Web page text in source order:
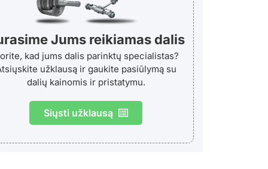
Jums reikiamas dalis
kad jums dalis parinktų specialistas?
užklausą ir gaukite pasiūlymą su
dalių kainomis ir pristatymu.
Siųsti užklausą